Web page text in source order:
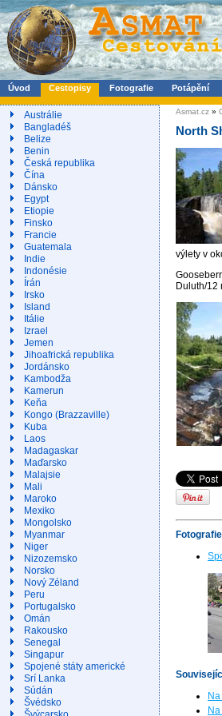
Úvod Cestopisy Fotografie Potápění
Austrálie
Bangladéš
Belize
Benin
Česká republika
Čína
Dánsko
Egypt
Etiopie
Finsko
Francie
Guatemala
Indie
Indonésie
Írán
Irsko
Island
Itálie
Izrael
Jemen
Jihoafrická republika
Jordánsko
Kambodža
Kamerun
Keňa
Kongo (Brazzaville)
Kuba
Laos
Madagaskar
Maďarsko
Malajsie
Mali
Maroko
Mexiko
Mongolsko
Myanmar
Niger
Nizozemsko
Norsko
Nový Zéland
Peru
Portugalsko
Omán
Rakousko
Senegal
Singapur
Spojené státy americké
Srí Lanka
Súdán
Švédsko
Asmat.cz »
North
výlety v
Duluth/12
Fotografie